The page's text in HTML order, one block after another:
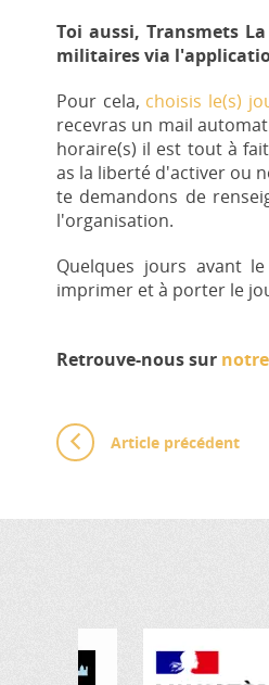
Toi aussi, Transmets
militaires via
Pour cela, choisis le(s)
recevras un mail
horaire(s) il est tout à
as la liberté d'activer ou
te demandons de
l'organisation.
Quelques jours avant
imprimer et à porter le
Retrouve-nous sur
Article précédent